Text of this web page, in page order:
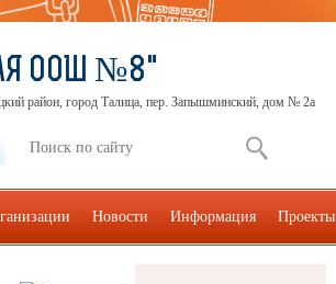
ООШ №8"
район, город Талица, пер. Запышминский, дом № 2а
Новости Информация Проекты